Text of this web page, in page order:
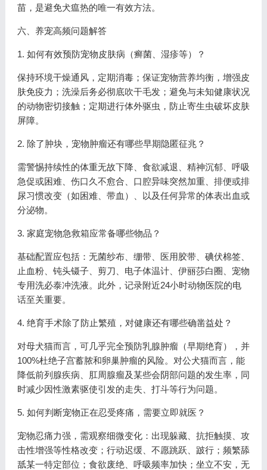
苗，是避免犬瘟热的唯一有效方法。
六、养宠高频问题解答
1. 如何有效预防宠物皮肤病（癣菌、湿疹等）？
保持环境干燥通风，定期消毒；保证宠物营养均衡，增强皮
肤免疫力；洗澡后务必彻底吹干毛发；避免与未知健康状况
的动物密切接触；定期进行体外驱虫，防止寄生虫破坏皮肤
屏障。
2. 除了肿块，宠物肿瘤还有哪些早期隐匿征兆？
需警惕持续性的体重无故下降、食欲减退、精神沉郁、呼吸
急促或困难、伤口久不愈合、口腔异味突然加重、排便或排
尿习惯改变（如困难、带血）、以及任何异常的体表出血或
分泌物。
3. 家庭宠物急救箱应常备哪些物品？
基础配置应包括：无菌纱布、绷带、医用胶带、碘伏棉签、
止血粉、钝头镊子、剪刀、电子体温计、伊丽莎白圈、宠物
专用洗必泰冲洗液。此外，记录附近24小时动物医院的电
话至关重要。
4. 绝育手术除了防止繁殖，对健康还有哪些确凿益处？
对母犬猫而言，可几乎完全预防乳腺肿瘤（早期绝育），并
100%杜绝子宫蓄脓和卵巢肿瘤的风险。对公犬猫而言，能
降低前列腺疾病、肛周腺瘤及某些会阴部问题的发生率，同
时减少因性激素驱使引发的走失、打斗等行为问题。
5. 如何判断宠物正在忍受疼痛，需要立即就医？
宠物忍痛力强，需观察细微变化：出现躲藏、抗拒触摸、攻
击性增强等性格改变；行动迟缓、不愿跳跃、跛行；频繁舔
舐某一特定部位；食欲废绝、呼吸频率加快；坐立不安，无